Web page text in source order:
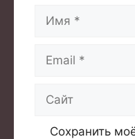
Сохранить